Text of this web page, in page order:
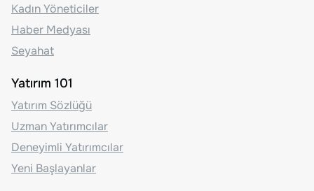
Kadın Yöneticiler
Haber Medyası
Seyahat
Yatırım 101
Yatırım Sözlüğü
Uzman Yatırımcılar
Deneyimli Yatırımcılar
Yeni Başlayanlar